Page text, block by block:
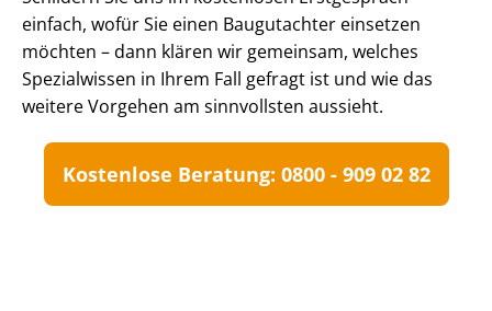
einfach, wofür Sie einen Baugutachter einsetzen
möchten – dann klären wir gemeinsam, welches
Spezialwissen in Ihrem Fall gefragt ist und wie das
weitere Vorgehen am sinnvollsten aussieht.
Kostenlose Beratung: 0800 - 909 02 82